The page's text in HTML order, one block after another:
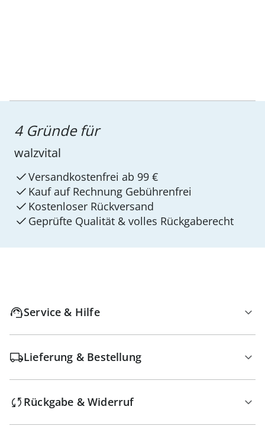
4 Gründe für
walzvital
Versandkostenfrei ab 99 €
Kauf auf Rechnung Gebührenfrei
Kostenloser Rückversand
Geprüfte Qualität & volles Rückgaberecht
Service & Hilfe
Lieferung & Bestellung
Rückgabe & Widerruf